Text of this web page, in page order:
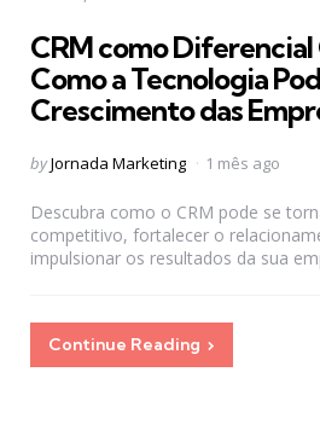
CRM como
Como a Tecnologia
Crescimento das
Posted
byJornada Marketing 1 mês ago
Descubra como o CRM pode se
competitivo, fortalecer o
impulsionar os resultados da sua
Continue Reading